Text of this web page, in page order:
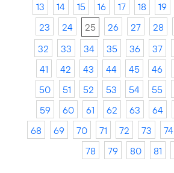
13
14 15 16 17 18 19
23
24 25 26 27 28
32
33 34 35 36 37
41
42 43 44 45 46
50
51 52 53 54 55
59
60 61 62 63 64
68
69 70 71 72 73 74
78
79 80 81